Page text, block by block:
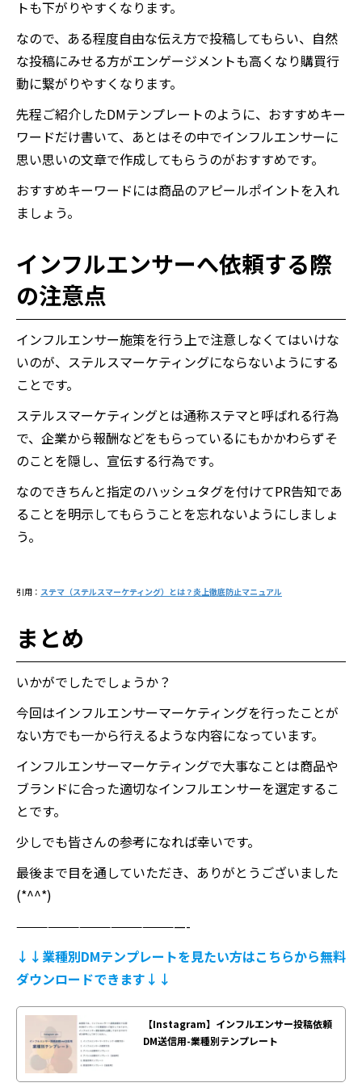
トも下がりやすくなります。
なので、ある程度自由な伝え方で投稿してもらい、自然
な投稿にみせる方がエンゲージメントも高くなり購買行
動に繋がりやすくなります。
先程ご紹介したDMテンプレートのように、おすすめキー
ワードだけ書いて、あとはその中でインフルエンサーに
思い思いの文章で作成してもらうのがおすすめです。
おすすめキーワードには商品のアピールポイントを入れ
ましょう。
インフルエンサーへ依頼する際
の注意点
インフルエンサー施策を行う上で注意しなくてはいけな
いのが、ステルスマーケティングにならないようにする
ことです。
ステルスマーケティングとは通称ステマと呼ばれる行為
で、企業から報酬などをもらっているにもかかわらずそ
のことを隠し、宣伝する行為です。
なのできちんと指定のハッシュタグを付けてPR告知であ
ることを明示してもらうことを忘れないようにしましょ
う。
引用： ステマ（ステルスマーケティング）とは？炎上徹底防止マニュアル
まとめ
いかがでしたでしょうか？
今回はインフルエンサーマーケティングを行ったことが
ない方でも一から行えるような内容になっています。
インフルエンサーマーケティングで大事なことは商品や
ブランドに合った適切なインフルエンサーを選定するこ
とです。
少しでも皆さんの参考になれば幸いです。
最後まで目を通していただき、ありがとうございました
(*^^*)
————————————————-
↓↓業種別DMテンプレートを見たい方はこちらから無料
ダウンロードできます↓↓